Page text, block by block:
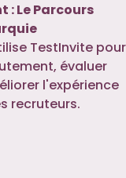
Le Parcours
TestInvite pour
évaluer
l'expérience
recruteurs.